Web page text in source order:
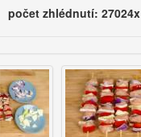
počet zhlédnutí: 27024x